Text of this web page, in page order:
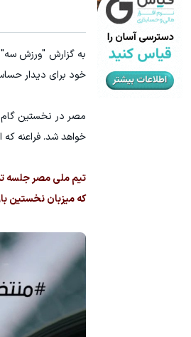
به گزارش "ورزش
خود برای دیدار
خواهد شد. فراعنه
تیم ملی مصر جلسه
که میزبان نخستین